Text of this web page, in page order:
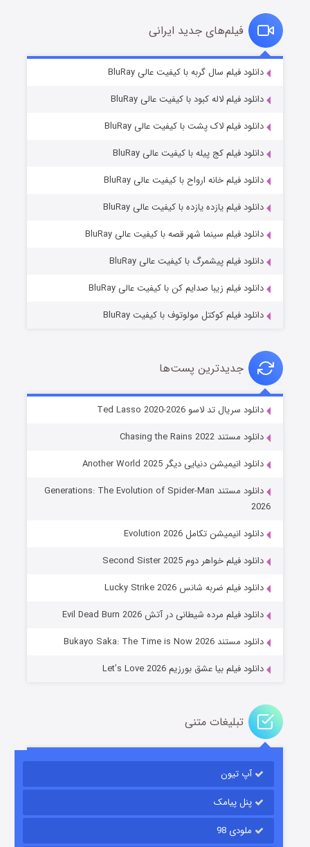
قسمت۷ (زیرنویس) منتشر شد
خاندان اژدها فصل ۳
جادوگری در مغولستان
باب اسفنجی فصل ۱۷
قسمت۶ (زیرنویس) منتشر شد
فیلم‌های جدید ایرانی
دانلود فیلم سال گربه با کیفیت عالی BluRay
دانلود فیلم لاله کبود با کیفیت عالی BluRay
دانلود فیلم لاک پشت با کیفیت عالی BluRay
دانلود فیلم کج‌ پیله با کیفیت عالی BluRay
دانلود فیلم خانه ارواح با کیفیت عالی BluRay
دانلود فیلم یازده یازده با کیفیت عالی BluRay
دانلود فیلم سینما شهر قصه با کیفیت عالی BluRay
دانلود فیلم پیشمرگ با کیفیت عالی BluRay
دانلود فیلم زیبا صدایم کن با کیفیت عالی BluRay
دانلود فیلم کوکتل مولوتوف با کیفیت BluRay
جدیدترین پست‌ها
دانلود سریال تد لاسو Ted Lasso 2020-2026
دانلود مستند Chasing the Rains 2022
دانلود انیمیشن دنیایی دیگر Another World 2025
دانلود مستند Generations: The Evolution of Spider-Man
2026
دانلود انیمیشن تکامل Evolution 2026
دانلود فیلم خواهر دوم Second Sister 2025
دانلود فیلم ضربه شانس Lucky Strike 2026
دانلود فیلم مرده شیطانی در آتش Evil Dead Burn 2026
دانلود مستند Bukayo Saka: The Time is Now 2026
دانلود فیلم بیا عشق بورزیم Let’s Love 2026
تبلیغات متنی
آپ تیون
پنل پیامک
ملودی 98